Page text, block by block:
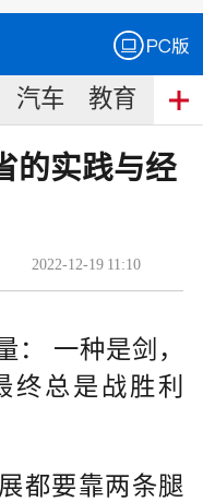
汽车 教育 食
的实践与经
2022-12-19 11:10
： 一种是剑，
终总是战胜利
都要靠两条腿